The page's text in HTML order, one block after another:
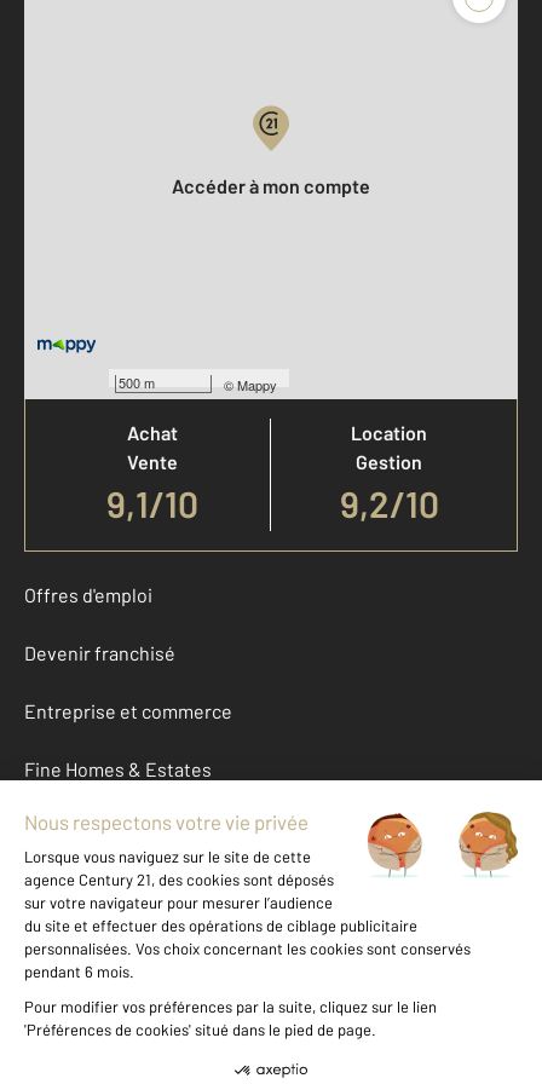
500 m ©Mappy
Accéder à mon compte
Votre agence est notée
Achat
Vente
9,1/10
Location
Gestion
9,2/10
Offres d'emploi
Devenir franchisé
Entreprise et commerce
Fine Homes & Estates
À propos
International
Nous contacter